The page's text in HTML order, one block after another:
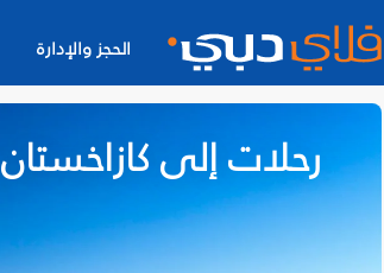
الحجز والإدارة
رحلات إلى كازاخستان